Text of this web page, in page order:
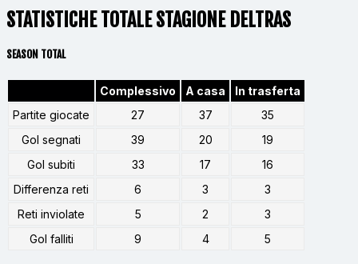
STATISTICHE TOTALE STAGIONE DELTRAS
SEASON TOTAL
Complessivo A casa
In trasferta
Partite giocate
27 37
35
Gol segnati
39 20
19
Gol subiti
33 17
16
Differenza reti
6 3
3
Reti inviolate
5 2
3
Gol falliti
9 4 5